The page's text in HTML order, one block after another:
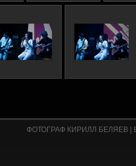
ФОТОГРАФ КИРИЛЛ БЕЛЯЕВ|